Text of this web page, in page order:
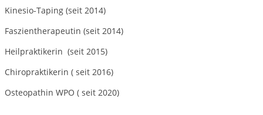
Kinesio-Taping (seit 2014)
Faszientherapeutin (seit 2014)
Heilpraktikerin (seit 2015)
Chiropraktikerin ( seit 2016)
Osteopathin WPO ( seit 2020)